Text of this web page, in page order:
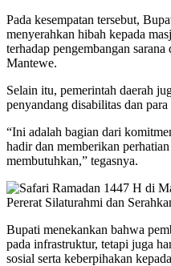
Pada kesempatan tersebut,
menyerahkan hibah kepada
terhadap pengembangan
Mantewe.
Selain itu, pemerintah daerah
penyandang disabilitas dan para
“Ini adalah bagian dari
hadir dan memberikan
membutuhkan,” tegasnya.
Bupati menekankan bahwa
pada infrastruktur, tetapi juga
sosial serta keberpihakan